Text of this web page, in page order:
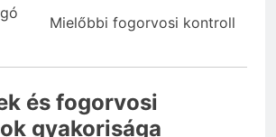
Mielőbbi fogorvosi kontroll
és fogorvosi
gyakorisága